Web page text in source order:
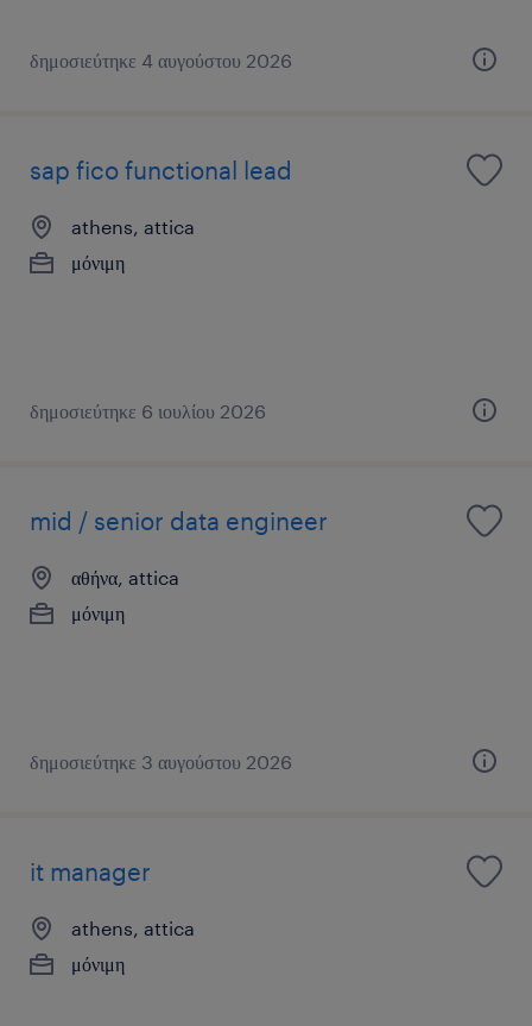
δημοσιεύτηκε 4 αυγούστου 2026
sap fico functional lead
athens, attica
μόνιμη
δημοσιεύτηκε 6 ιουλίου 2026
mid / senior data engineer
αθήνα, attica
μόνιμη
δημοσιεύτηκε 3 αυγούστου 2026
it manager
athens, attica
μόνιμη